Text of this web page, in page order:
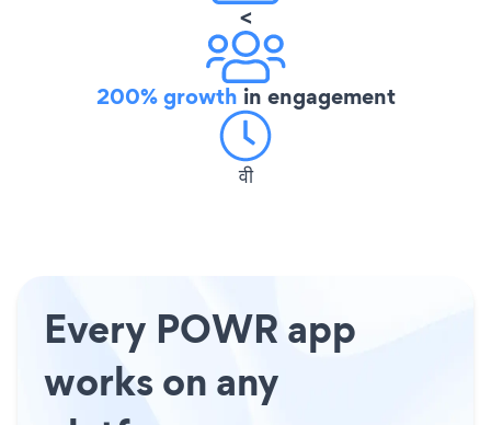
<
200% growth in engagement
वी
Every POWR app
works on any